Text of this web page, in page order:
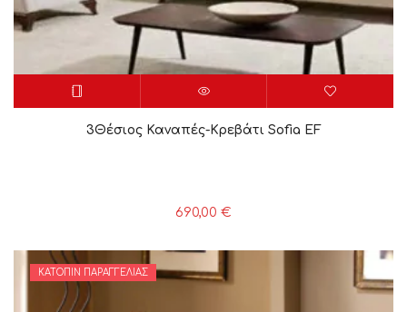
3Θέσιος Καναπές-Κρεβάτι Sofia EF
690,00 €
ΚΑΤΌΠΙΝ ΠΑΡΑΓΓΕΛΊΑΣ